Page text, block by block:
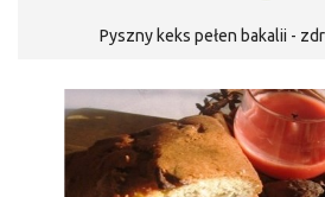
Pyszny keks pełen bakalii -